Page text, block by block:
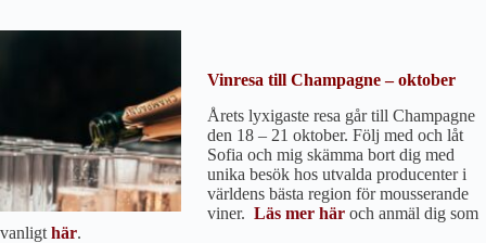
Vinresa till Champagne – oktober
Årets lyxigaste resa går till Champagne
den 18 – 21 oktober. Följ med och låt
Sofia och mig skämma bort dig med
unika besök hos utvalda producenter i
världens bästa region för mousserande
viner. Läs mer här och anmäl dig som
vanligt här.